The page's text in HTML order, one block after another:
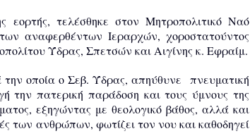
τελέσθηκε στον Μητροπολιτικό Ναό
αναφερθέντων Ιεραρχών, χοροστατούντος
Ύδρας, Σπετσών και Αιγίνης κ. Εφραίμ.
οποία ο Σεβ. Ύδρας, απηύθυνε πνευματική
την πατερική παράδοση και τους ύμνους της
εξηγώντας με θεολογικό βάθος, αλλά και
των ανθρώπων, φωτίζει τον νου και καθοδηγεί